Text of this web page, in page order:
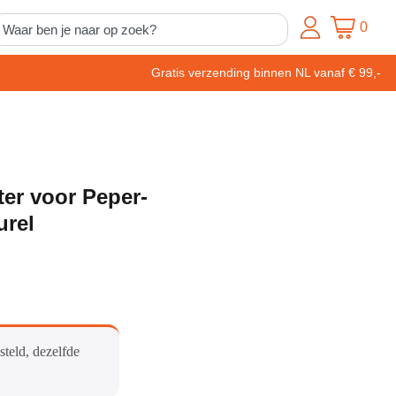
0
Gratis verzending binnen NL vanaf € 99,-
voor Peper-
dezelfde